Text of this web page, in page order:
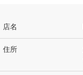
店名
住所